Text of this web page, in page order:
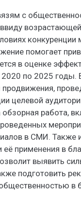
с
помогает
в оценке
по 2025 годы.
целевой
работа,
в СМИ. Также
применения в
выявить
подготовить
в